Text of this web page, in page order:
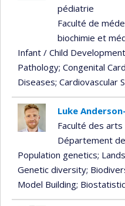
pédiatrie
Faculté de
biochimie et
Infant / Child Development
Pathology; Congenital
Diseases; Cardiovascular
Luke
Faculté des
Département
Population genetics;
Genetic diversity;
Model Building;